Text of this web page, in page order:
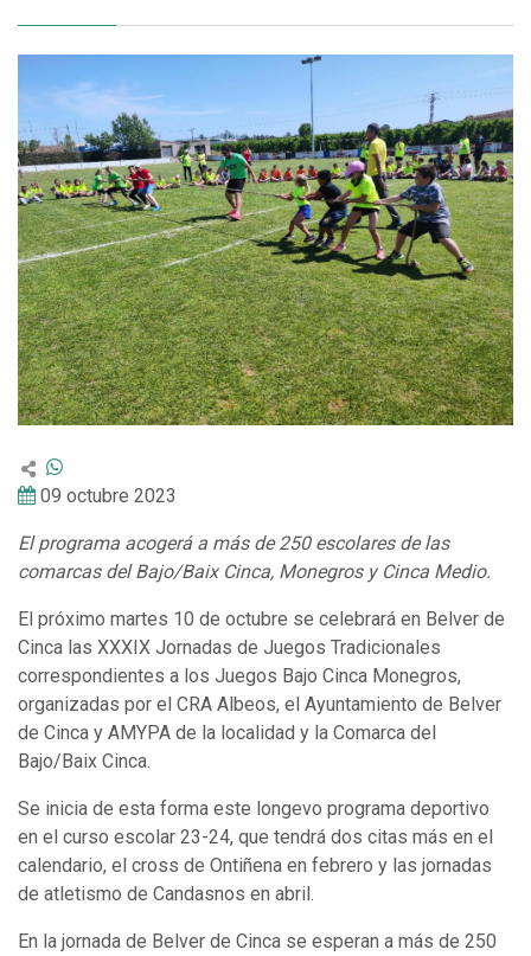
09 octubre 2023
El programa acogerá a más de 250 escolares de las
comarcas del Bajo/Baix Cinca, Monegros y Cinca Medio.
El próximo martes 10 de octubre se celebrará en Belver de
Cinca las XXXIX Jornadas de Juegos Tradicionales
correspondientes a los Juegos Bajo Cinca Monegros,
organizadas por el CRA Albeos, el Ayuntamiento de Belver
de Cinca y AMYPA de la localidad y la Comarca del
Bajo/Baix Cinca.
Se inicia de esta forma este longevo programa deportivo
en el curso escolar 23-24, que tendrá dos citas más en el
calendario, el cross de Ontiñena en febrero y las jornadas
de atletismo de Candasnos en abril.
En la jornada de Belver de Cinca se esperan a más de 250